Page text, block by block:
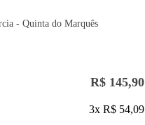
- Quinta do Marquês
R$ 145,90
3x R$ 54,09